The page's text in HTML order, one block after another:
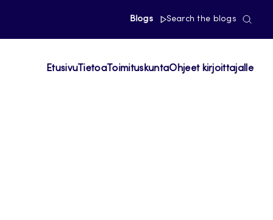
Blogs Search the blogs
Etusivu Tietoa ToimituskuntaOhjeet kirjoittajalle